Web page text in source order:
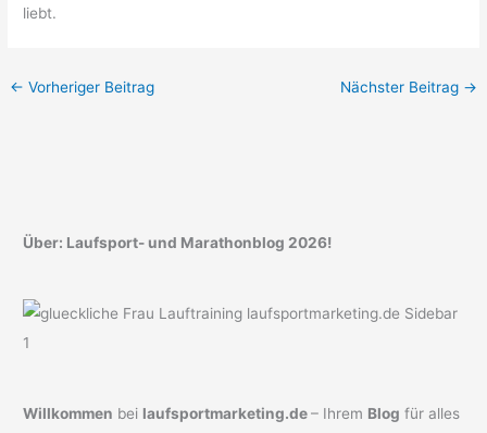
liebt.
← Vorheriger Beitrag Nächster Beitrag →
Über: Laufsport- und Marathonblog 2026!
Willkommen bei laufsportmarketing.de– Ihrem Blog für alles